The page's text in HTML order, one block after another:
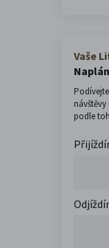
Vaše
podle